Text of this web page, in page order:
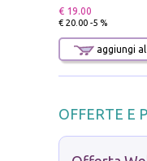
€ 19.00
€ 20.00 -5 %
aggiungi
OFFERTE E